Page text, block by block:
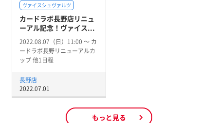
ヴァイスシュヴァルツ
カードラボ長野店リニュ
ーアル記念！ヴァイス...
2022.08.07（日）11:00 〜 カ
ードラボ長野リニューアルカ
ップ 他1日程
長野店
2022.07.01
もっと見る